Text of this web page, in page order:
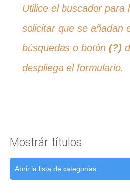
Utilice el buscador para
solicitar que se añadan
búsquedas o botón (?)
despliega el formulario.
Mostrár títulos
Abrir la lista de categorías